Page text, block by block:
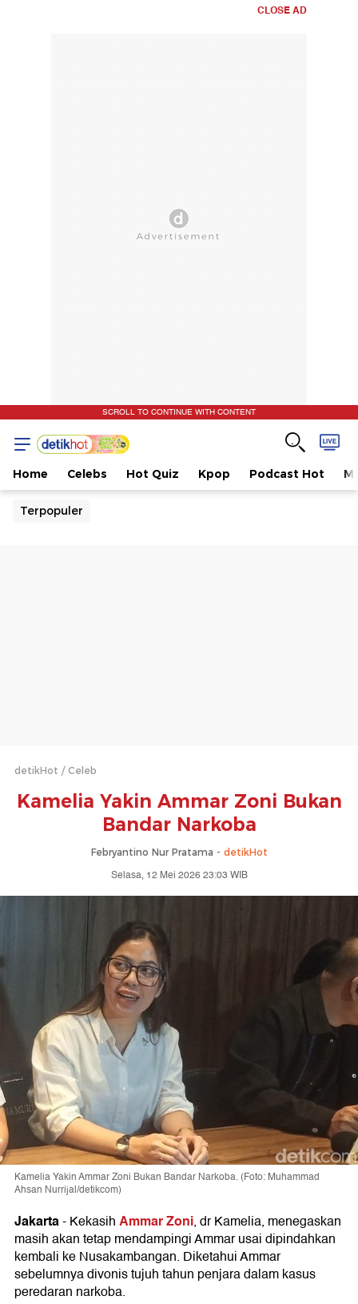
CLOSE AD
SCROLL TO CONTINUE WITH CONTENT
Home Celebs Hot Quiz Kpop Podcast Hot
Terpopuler
detikHot Celeb
Kamelia Yakin Ammar Zoni Bukan
Bandar Narkoba
Febryantino Nur Pratama - detikHot
Selasa, 12 Mei 2026 23:03 WIB
Kamelia Yakin Ammar Zoni Bukan Bandar Narkoba. (Foto: Muhammad
Ahsan Nurrijal/detikcom)
Jakarta-KekasihAmmar Zoni, dr Kamelia, menegaskan
masih akan tetap mendampingi Ammar usai dipindahkan
kembali ke Nusakambangan. Diketahui Ammar
sebelumnya divonis tujuh tahun penjara dalam kasus
peredaran narkoba.